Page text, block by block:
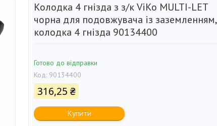
Колодка 4 гнізда з з/к ViKo MULTI-LET
чорна для подовжувача із заземленням,
колодка 4 гнізда 90134400
Готово до відправки
Код: 90134400
316,25 ₴
Купити